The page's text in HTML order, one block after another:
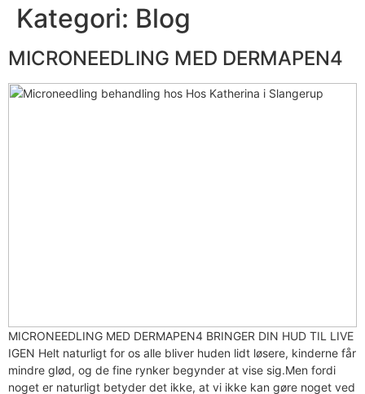
Kategori: Blog
MICRONEEDLING MED DERMAPEN4
MICRONEEDLING MED DERMAPEN4 BRINGER DIN HUD TIL LIVE
IGEN Helt naturligt for os alle bliver huden lidt løsere, kinderne får
mindre glød, og de fine rynker begynder at vise sig.Men fordi
noget er naturligt betyder det ikke, at vi ikke kan gøre noget ved